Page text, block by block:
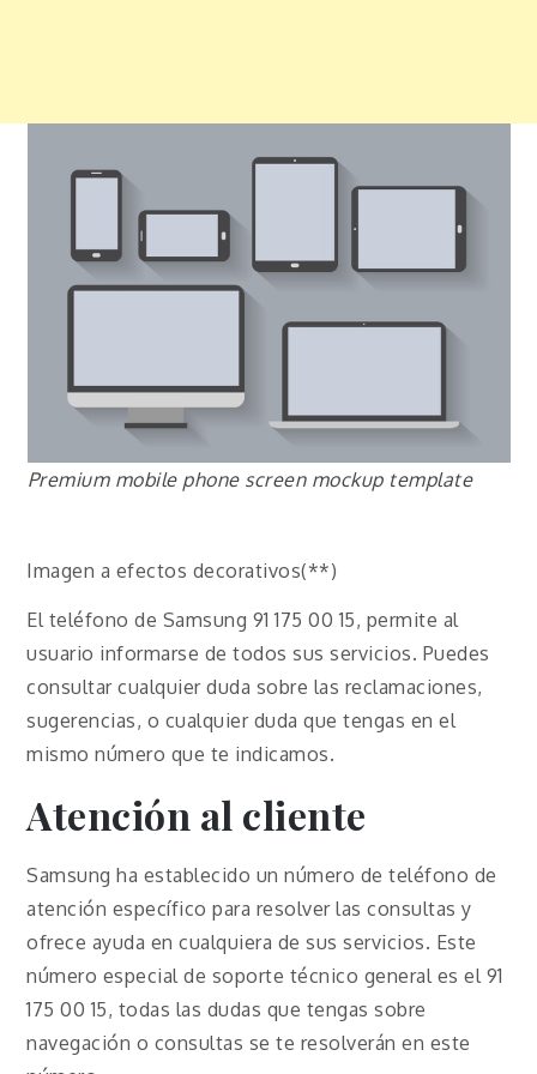
Premium mobile phone screen mockup template
Imagen a efectos decorativos(**)
El teléfono de Samsung 91 175 00 15, permite al
usuario informarse de todos sus servicios. Puedes
consultar cualquier duda sobre las reclamaciones,
sugerencias, o cualquier duda que tengas en el
mismo número que te indicamos.
Atención al cliente
Samsung ha establecido un número de teléfono de
atención específico para resolver las consultas y
ofrece ayuda en cualquiera de sus servicios. Este
número especial de soporte técnico general es el 91
175 00 15, todas las dudas que tengas sobre
navegación o consultas se te resolverán en este